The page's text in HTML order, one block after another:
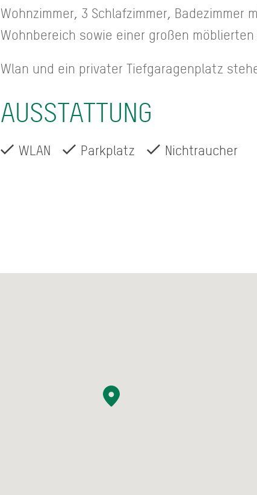
Wohnzimmer, 3 Schlafzimmer, Badezimmer
Wohnbereich sowie einer großen möblierten
Wlan und ein privater Tiefgaragenplatz
AUSSTATTUNG
WLAN Parkplatz Nichtraucher